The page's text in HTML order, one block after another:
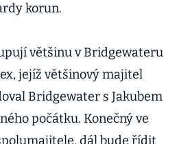
korun.
většinu v Bridgewateru
jejíž většinový majitel
Bridgewater s Jakubem
počátku. Konečný ve
dál bude řídit